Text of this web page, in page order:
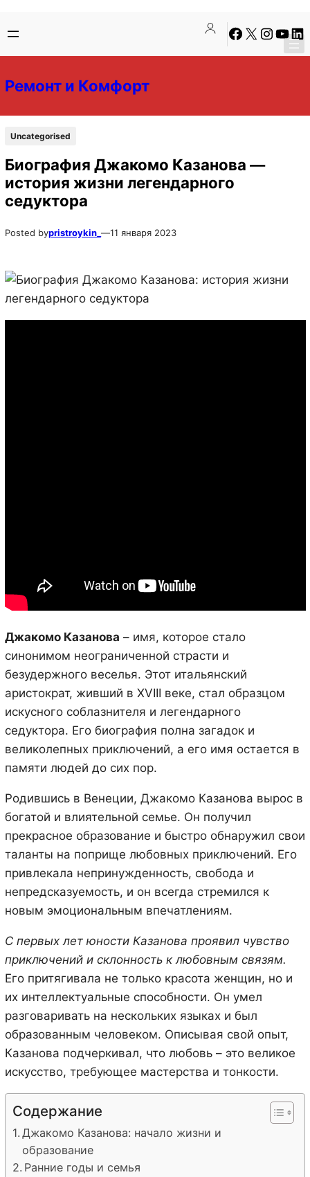
содержимому
содержимому
Facebook
X Instagram
Ремонт и Комфорт
Uncategorised
Биография Джакомо Казанова —
история жизни легендарного
седуктора
Posted bypristroykin_ —11 января 2023
Джакомо Казанова – имя, которое стало
синонимом неограниченной страсти и
безудержного веселья. Этот итальянский
аристократ, живший в XVIII веке, стал образцом
искусного соблазнителя и легендарного
седуктора. Его биография полна загадок и
великолепных приключений, а его имя остается в
памяти людей до сих пор.
Родившись в Венеции, Джакомо Казанова вырос в
богатой и влиятельной семье. Он получил
прекрасное образование и быстро обнаружил свои
таланты на поприще любовных приключений. Его
привлекала непринужденность, свобода и
непредсказуемость, и он всегда стремился к
новым эмоциональным впечатлениям.
С первых лет юности Казанова проявил чувство
приключений и склонность к любовным связям.
Его притягивала не только красота женщин, но и
их интеллектуальные способности. Он умел
разговаривать на нескольких языках и был
образованным человеком. Описывая свой опыт,
Казанова подчеркивал, что любовь – это великое
искусство, требующее мастерства и тонкости.
Содержание
Джакомо Казанова: начало жизни и
образование
Ранние годы и семья